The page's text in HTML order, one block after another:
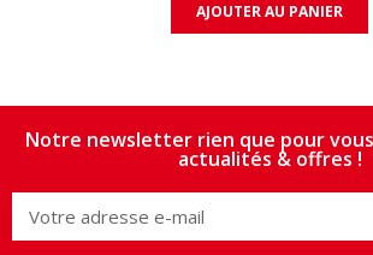
AJOUTER AU PANIER
Notre newsletter rien que pour
actualités & offres !